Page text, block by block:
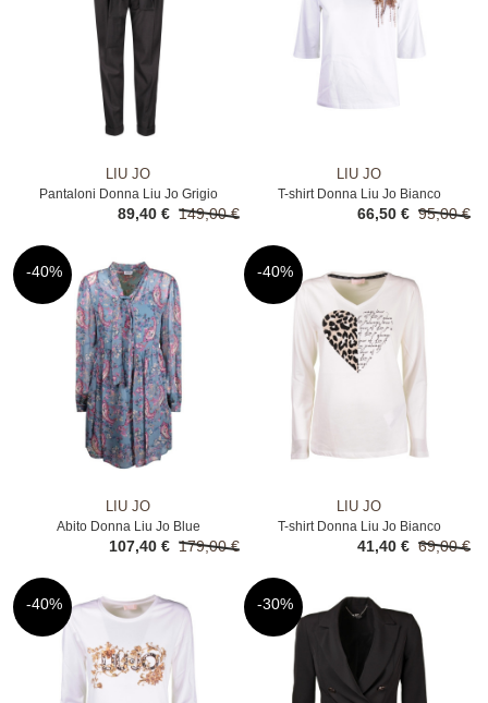
LIU JO
Pantaloni Donna Liu Jo Grigio
149,00 €
89,40 €
LIU JO
T-shirt Donna Liu Jo Bianco
95,00 €
66,50 €
-40%
LIU JO
Abito Donna Liu Jo Blue
179,00 €
107,40 €
-40%
LIU JO
T-shirt Donna Liu Jo Bianco
69,00 €
41,40 €
-40% -30%